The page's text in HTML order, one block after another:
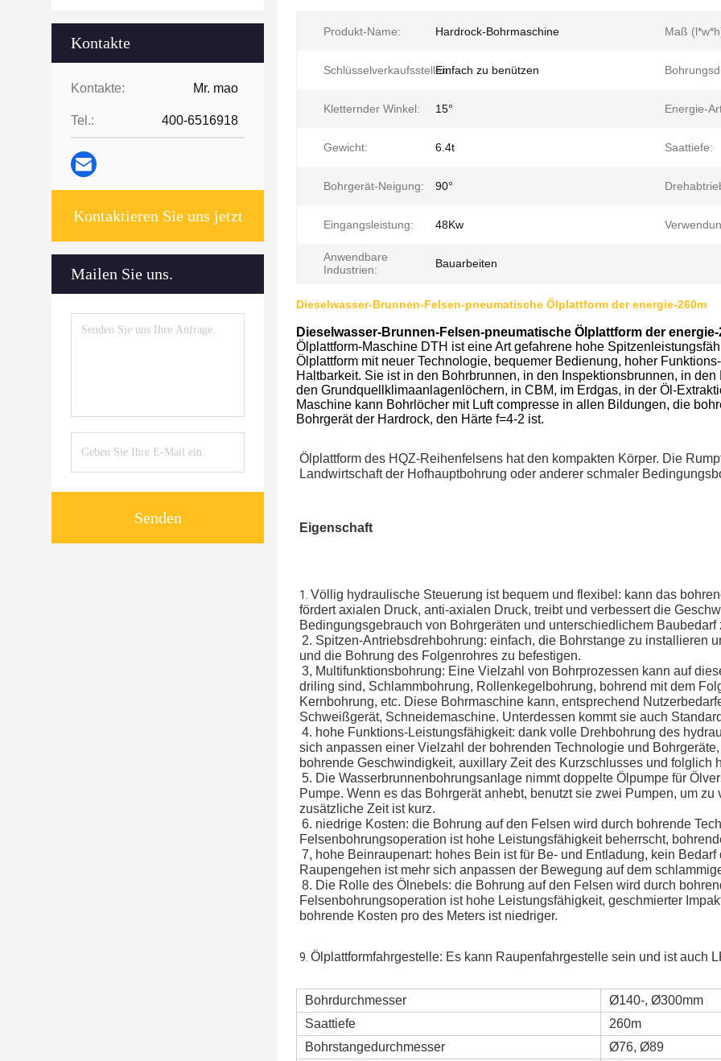
Kontakte
Kontakte: Mr. mao
Tel.: 400-6516918
Kontaktieren Sie uns jetzt
Mailen Sie uns.
Senden
Produkt-Name: Hardrock-Bohrmaschine Maß
Schlüsselverkaufsstellen:Einfach zu benützen
Kletternder Winkel: 15° Energie-
Gewicht: 6.4t Saattiefe:
Bohrgerät-Neigung: 90°
Eingangsleistung: 48Kw
Anwendbare
Industrien:
Bauarbeiten
Dieselwasser-Brunnen-Felsen-pneumatische Ölplattform der energie-260m
Dieselwasser-Brunnen-Felsen-pneumatische Ölplattform der energie-
Ölplattform-Maschine DTH ist eine Art gefahrene hohe
Ölplattform mit neuer Technologie, bequemer Bedienung, hoher
Haltbarkeit. Sie ist in den Bohrbrunnen, in den Inspektionsbrunnen, in
den Grundquellklimaanlagenlöchern, in CBM, im Erdgas, in der Öl-
Maschine kann Bohrlöcher mit Luft compresse in allen Bildungen, die
Bohrgerät der Hardrock, den Härte f=4-2 ist.
Ölplattform des HQZ-Reihenfelsens hat den kompakten Körper. Die
Landwirtschaft der Hofhauptbohrung oder anderer schmaler
Eigenschaft
1. Völlig hydraulische Steuerung ist bequem und flexibel: kann das
fördert axialen Druck, anti-axialen Druck, treibt und verbessert die
Bedingungsgebrauch von Bohrgeräten und unterschiedlichem Baubedarf
2. Spitzen-Antriebsdrehbohrung: einfach, die Bohrstange zu installieren
und die Bohrung des Folgenrohres zu befestigen.
3, Multifunktionsbohrung: Eine Vielzahl von Bohrprozessen kann auf
driling sind, Schlammbohrung, Rollenkegelbohrung, bohrend mit dem
Kernbohrung, etc. Diese Bohrmaschine kann, entsprechend
Schweißgerät, Schneidemaschine. Unterdessen kommt sie auch
4. hohe Funktions-Leistungsfähigkeit: dank volle Drehbohrung des
sich anpassen einer Vielzahl der bohrenden Technologie und
bohrende Geschwindigkeit, auxillary Zeit des Kurzschlusses und folglich
5. Die Wasserbrunnenbohrungsanlage nimmt doppelte Ölpumpe für
Pumpe. Wenn es das Bohrgerät anhebt, benutzt sie zwei Pumpen, um
zusätzliche Zeit ist kurz.
6. niedrige Kosten: die Bohrung auf den Felsen wird durch bohrende
Felsenbohrungsoperation ist hohe Leistungsfähigkeit beherrscht,
7, hohe Beinraupenart: hohes Bein ist für Be- und Entladung, kein
Raupengehen ist mehr sich anpassen der Bewegung auf dem
8. Die Rolle des Ölnebels: die Bohrung auf den Felsen wird durch
Felsenbohrungsoperation ist hohe Leistungsfähigkeit, geschmierter
bohrende Kosten pro des Meters ist niedriger.
9. Ölplattformfahrgestelle: Es kann Raupenfahrgestelle sein und ist auch
Bohrdurchmesser
Ø140-, Ø300mm
Saattiefe
260m
Bohrstangedurchmesser
Ø76, Ø89